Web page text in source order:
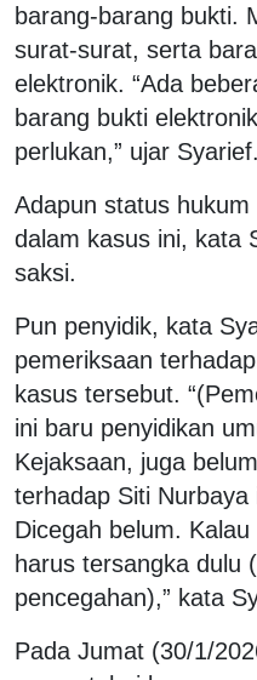
barang-barang bukti.
surat-surat, serta
elektronik. “Ada
barang bukti
perlukan,” ujar Syarief.
Adapun status
dalam kasus ini, kata
saksi.
Pun penyidik, kata
pemeriksaan
kasus tersebut.
ini baru penyidikan
Kejaksaan, juga
terhadap Siti Nurbaya
Dicegah belum.
harus tersangka dulu
pencegahan),” kata
Pada Jumat (30/1/